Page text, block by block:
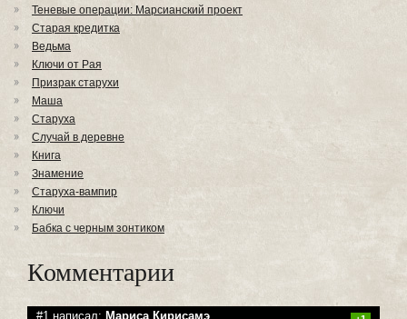
Теневые операции: Марсианский проект
Старая кредитка
Ведьма
Ключи от Рая
Призрак старухи
Маша
Старуха
Случай в деревне
Книга
Знамение
Старуха-вампир
Ключи
Бабка с черным зонтиком
Комментарии
#1 написал: Мариса Кирисамэ